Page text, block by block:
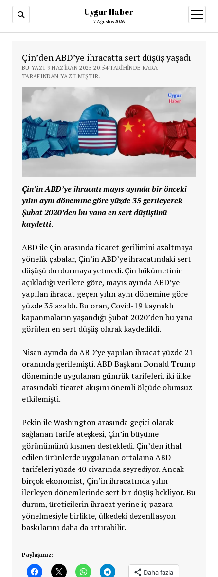
Uygur Haber
7 Ağustos 2026
aç
Çin’den ABD’ye ihracatta sert düşüş yaşadı
BU YAZI 9 HAZIRAN 2025 20:54 TARIHINDE KARA
TARAFINDAN YAZILMIŞTIR.
Çin’in ABD’ye ihracatı mayıs ayında bir önceki
yılın aynı dönemine göre yüzde 35 gerileyerek
Şubat 2020’den bu yana en sert düşüşünü
kaydetti.
ABD ile Çin arasında ticaret gerilimini azaltmaya
yönelik çabalar, Çin’in ABD’ye ihracatındaki sert
düşüşü durdurmaya yetmedi. Çin hükümetinin
açıkladığı verilere göre, mayıs ayında ABD’ye
yapılan ihracat geçen yılın aynı dönemine göre
yüzde 35 azaldı. Bu oran, Covid-19 kaynaklı
kapanmaların yaşandığı Şubat 2020’den bu yana
görülen en sert düşüş olarak kaydedildi.
Nisan ayında da ABD’ye yapılan ihracat yüzde 21
oranında gerilemişti. ABD Başkanı Donald Trump
döneminde uygulanan gümrük tarifeleri, iki ülke
arasındaki ticaret akışını önemli ölçüde olumsuz
etkilemişti.
Pekin ile Washington arasında geçici olarak
sağlanan tarife ateşkesi, Çin’in büyüme
görünümünü kısmen destekledi. Çin’den ithal
edilen ürünlerde uygulanan ortalama ABD
tarifeleri yüzde 40 civarında seyrediyor. Ancak
birçok ekonomist, Çin’in ihracatında yılın
ilerleyen dönemlerinde sert bir düşüş bekliyor. Bu
durum, üreticilerin ihracat yerine iç pazara
yönelmesiyle birlikte, ülkedeki dezenflasyon
baskılarını daha da artırabilir.
Paylaşınız:
Daha fazla